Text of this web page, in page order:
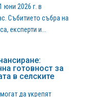
юни 2026 г. в
Събитието събра на
експерти и...
готовност за
в селските
да укрепят